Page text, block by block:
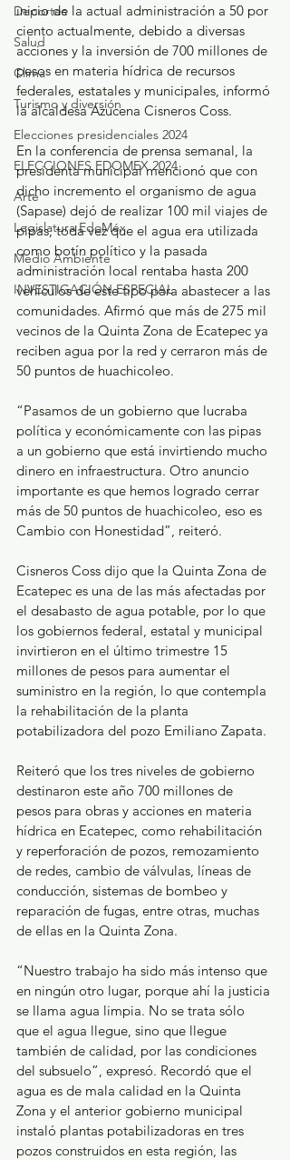
Deportes
Salud
Clima
Turismo y diversión
Elecciones presidenciales 2024
ELECCIONES EDOMEX 2024
Arte
Legislatura EdoMéx
Medio Ambiente
INVESTIGACIÓN ESPECIAL
inicio de la actual administración a 50 por
ciento actualmente, debido a diversas
acciones y la inversión de 700 millones de
pesos en materia hídrica de recursos
federales, estatales y municipales, informó
la alcaldesa Azucena Cisneros Coss.
En la conferencia de prensa semanal, la
presidenta municipal mencionó que con
dicho incremento el organismo de agua
(Sapase) dejó de realizar 100 mil viajes de
pipas, toda vez que el agua era utilizada
como botín político y la pasada
administración local rentaba hasta 200
vehículos de este tipo para abastecer a las
comunidades. Afirmó que más de 275 mil
vecinos de la Quinta Zona de Ecatepec ya
reciben agua por la red y cerraron más de
50 puntos de huachicoleo.
“Pasamos de un gobierno que lucraba
política y económicamente con las pipas
a un gobierno que está invirtiendo mucho
dinero en infraestructura. Otro anuncio
importante es que hemos logrado cerrar
más de 50 puntos de huachicoleo, eso es
Cambio con Honestidad”, reiteró.
Cisneros Coss dijo que la Quinta Zona de
Ecatepec es una de las más afectadas por
el desabasto de agua potable, por lo que
los gobiernos federal, estatal y municipal
invirtieron en el último trimestre 15
millones de pesos para aumentar el
suministro en la región, lo que contempla
la rehabilitación de la planta
potabilizadora del pozo Emiliano Zapata.
Reiteró que los tres niveles de gobierno
destinaron este año 700 millones de
pesos para obras y acciones en materia
hídrica en Ecatepec, como rehabilitación
y reperforación de pozos, remozamiento
de redes, cambio de válvulas, líneas de
conducción, sistemas de bombeo y
reparación de fugas, entre otras, muchas
de ellas en la Quinta Zona.
“Nuestro trabajo ha sido más intenso que
en ningún otro lugar, porque ahí la justicia
se llama agua limpia. No se trata sólo
que el agua llegue, sino que llegue
también de calidad, por las condiciones
del subsuelo”, expresó. Recordó que el
agua es de mala calidad en la Quinta
Zona y el anterior gobierno municipal
instaló plantas potabilizadoras en tres
pozos construidos en esta región, las